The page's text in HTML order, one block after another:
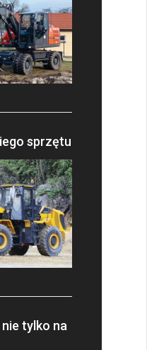
sprzętu
tylko na